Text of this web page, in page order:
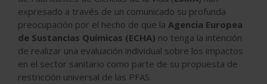
expresado a través de un comunicado su profunda
preocupación por el hecho de que la Agencia Europea
de Sustancias Químicas (ECHA) no tenga la intención
de realizar una evaluación individual sobre los impactos
en el sector sanitario como parte de su propuesta de
restricción universal de las PFAS.